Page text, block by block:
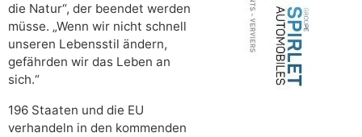
die Natur“, der beendet werden
müsse. „Wenn wir nicht schnell
unseren Lebensstil ändern,
gefährden wir das Leben an
sich.“
196 Staaten und die EU
verhandeln in den kommenden